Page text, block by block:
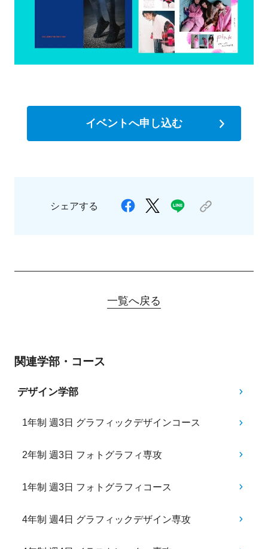
イベントへ申し込む
シェアする
一覧へ戻る
関連学部・コース
デザイン学部
1年制 週3日 グラフィックデザインコース
2年制 週3日 フォトグラフィ専攻
1年制 週3日 フォトグラフィコース
4年制 週4日 グラフィックデザイン専攻